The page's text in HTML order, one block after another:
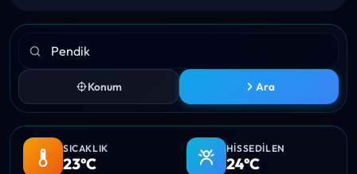
Konum Ara
SICAKLIK
23°C
HISSEDILEN
24°C